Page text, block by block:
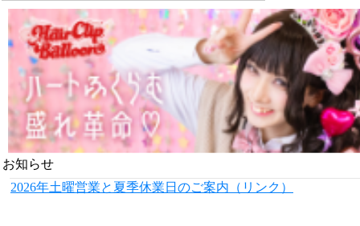
お知らせ
2026年土曜営業と夏季休業日のご案内（リンク）